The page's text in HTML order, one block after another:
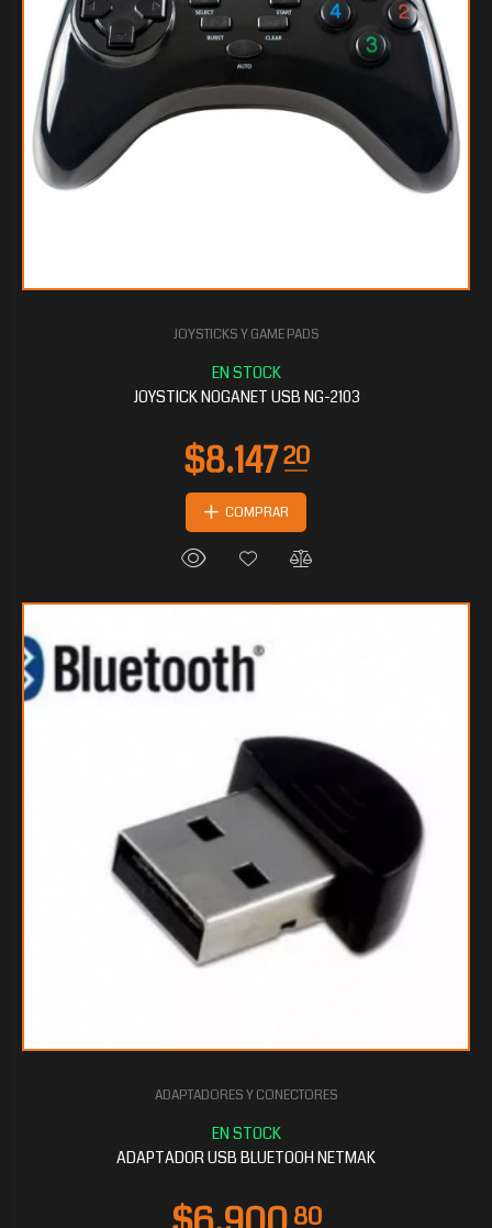
JOYSTICKS Y GAME PADS
JOYSTICK NOGANET USB NG-2103
COMPRAR
ADAPTADORES Y CONECTORES
ADAPTADOR USB BLUETOOH NETMAK